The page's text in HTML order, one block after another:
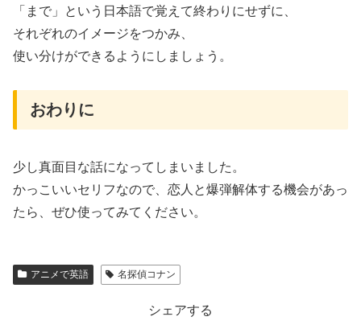
「まで」という日本語で覚えて終わりにせずに、
それぞれのイメージをつかみ、
使い分けができるようにしましょう。
おわりに
少し真面目な話になってしまいました。
かっこいいセリフなので、恋人と爆弾解体する機会があっ
たら、ぜひ使ってみてください。
アニメで英語 名探偵コナン
シェアする